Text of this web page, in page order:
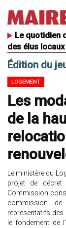
Le quotidien
des élus locaux
Édition du
LOGEMENT
Les
de la
Le ministère du
projet de décret
Commission
commission
représentatifs des
le fondement de